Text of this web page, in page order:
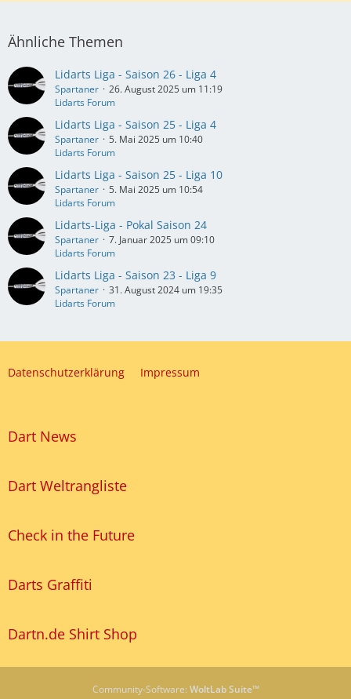
Ähnliche Themen
Lidarts Liga - Saison 26 - Liga 4
Spartaner
26. August 2025 um 11:19
Lidarts Forum
Lidarts Liga - Saison 25 - Liga 4
Spartaner
5. Mai 2025 um 10:40
Lidarts Forum
Lidarts Liga - Saison 25 - Liga 10
Spartaner
5. Mai 2025 um 10:54
Lidarts Forum
Lidarts-Liga - Pokal Saison 24
Spartaner
7. Januar 2025 um 09:10
Lidarts Forum
Lidarts Liga - Saison 23 - Liga 9
Spartaner
31. August 2024 um 19:35
Lidarts Forum
Datenschutzerklärung Impressum
Dart News
Dart Weltrangliste
Check in the Future
Darts Graffiti
Dartn.de Shirt Shop
Community-Software: WoltLab Suite™